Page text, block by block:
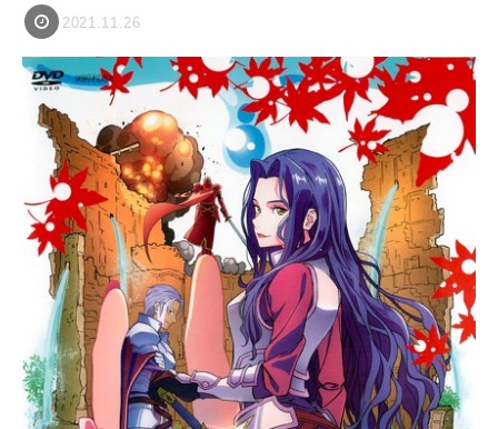
2021.11.26